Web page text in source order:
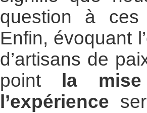
question à ces
Enfin, évoquant
d’artisans de
point
la
l’expérience